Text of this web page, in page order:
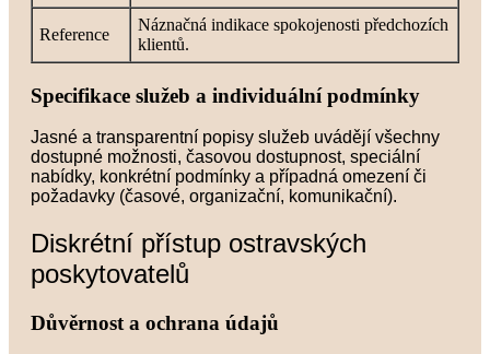
Reference
Náznačná indikace spokojenosti předchozích
klientů.
Specifikace služeb a individuální podmínky
Jasné a transparentní popisy služeb uvádějí všechny
dostupné možnosti, časovou dostupnost, speciální
nabídky, konkrétní podmínky a případná omezení či
požadavky (časové, organizační, komunikační).
Diskrétní přístup ostravských
poskytovatelů
Důvěrnost a ochrana údajů